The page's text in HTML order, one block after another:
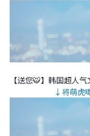
【送您🐯】韩国超人
↓将萌虎